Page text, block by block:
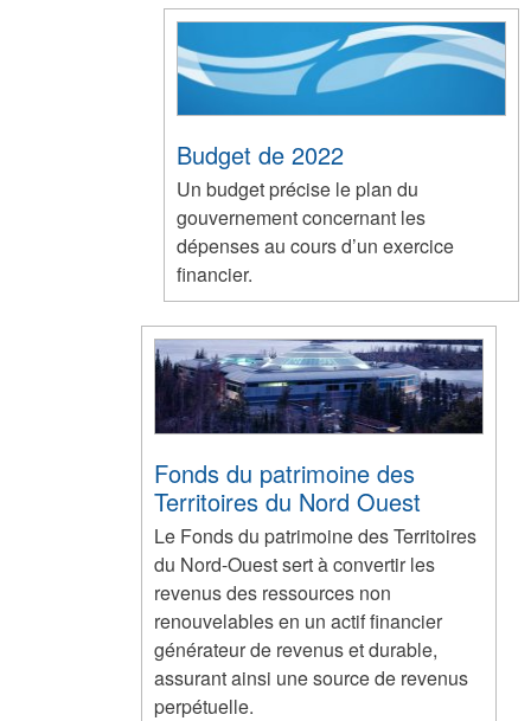
Budget de 2022
Un budget précise le plan du
gouvernement concernant les
dépenses au cours d’un exercice
financier.
Fonds du patrimoine des
Territoires du Nord Ouest
Le Fonds du patrimoine des Territoires
du Nord-Ouest sert à convertir les
revenus des ressources non
renouvelables en un actif financier
générateur de revenus et durable,
assurant ainsi une source de revenus
perpétuelle.